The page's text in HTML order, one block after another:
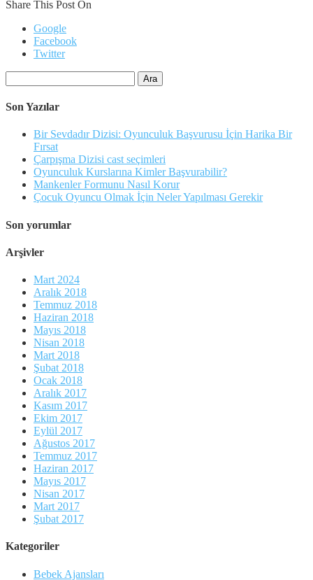
Share This Post On
Google
Facebook
Twitter
Son Yazılar
Bir Sevdadır Dizisi: Oyunculuk Başvurusu İçin Harika Bir
Fırsat
Çarpışma Dizisi cast seçimleri
Oyunculuk Kurslarına Kimler Başvurabilir?
Mankenler Formunu Nasıl Korur
Çocuk Oyuncu Olmak İçin Neler Yapılması Gerekir
Son yorumlar
Arşivler
Mart 2024
Aralık 2018
Temmuz 2018
Haziran 2018
Mayıs 2018
Nisan 2018
Mart 2018
Şubat 2018
Ocak 2018
Aralık 2017
Kasım 2017
Ekim 2017
Eylül 2017
Ağustos 2017
Temmuz 2017
Haziran 2017
Mayıs 2017
Nisan 2017
Mart 2017
Şubat 2017
Kategoriler
Bebek Ajansları